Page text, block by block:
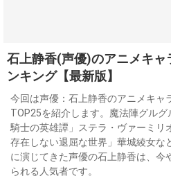
石上静香(声優)のアニメキャ
ンキング【最新版】
今回は声優：石上静香のアニメキャ
TOP25を紹介します。魔法陣グル
騎士の英雄譚」ステラ・ヴァーミリ
存在しない退屈な世界」華城綾女な
に演じてきた声優の石上静香は、今
られる人気者です。